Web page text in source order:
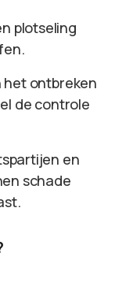
plotseling
het ontbreken
de controle
en
schade